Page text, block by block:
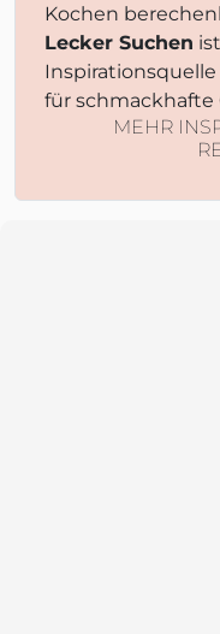
Kochen
Lecker Suchen
für schmackhafte
MEHR